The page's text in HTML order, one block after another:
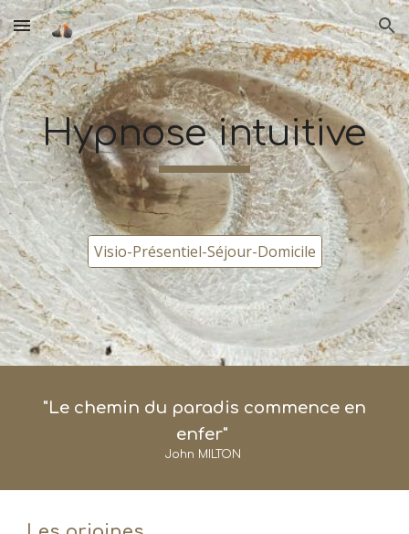
Skip to main content Skip to navigation
Hypnose intuitive
Visio-Présentiel-Séjour-Domicile
"Le chemin du paradis commence en
enfer"
John MILTON